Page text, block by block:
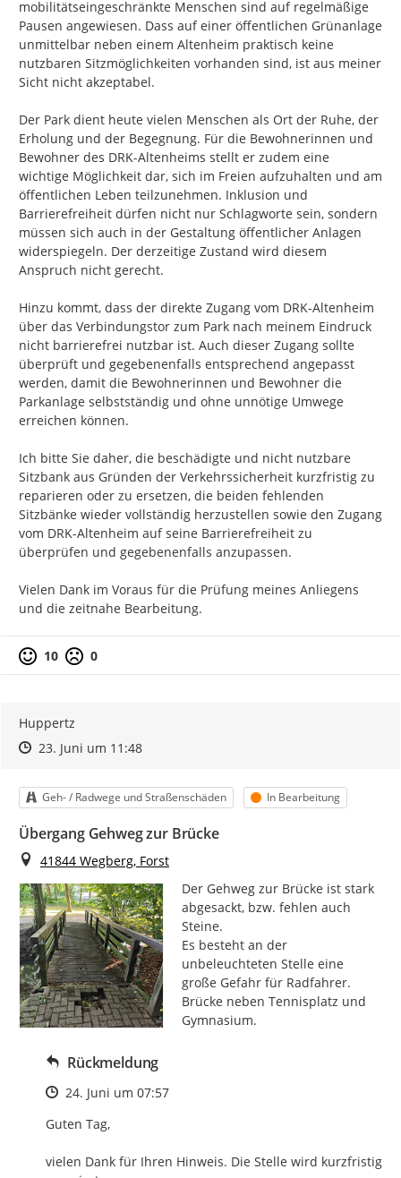
mobilitätseingeschränkte Menschen sind auf regelmäßige
Pausen angewiesen. Dass auf einer öffentlichen Grünanlage
unmittelbar neben einem Altenheim praktisch keine
nutzbaren Sitzmöglichkeiten vorhanden sind, ist aus meiner
Sicht nicht akzeptabel.
Der Park dient heute vielen Menschen als Ort der Ruhe, der
Erholung und der Begegnung. Für die Bewohnerinnen und
Bewohner des DRK-Altenheims stellt er zudem eine
wichtige Möglichkeit dar, sich im Freien aufzuhalten und am
öffentlichen Leben teilzunehmen. Inklusion und
Barrierefreiheit dürfen nicht nur Schlagworte sein, sondern
müssen sich auch in der Gestaltung öffentlicher Anlagen
widerspiegeln. Der derzeitige Zustand wird diesem
Anspruch nicht gerecht.
Hinzu kommt, dass der direkte Zugang vom DRK-Altenheim
über das Verbindungstor zum Park nach meinem Eindruck
nicht barrierefrei nutzbar ist. Auch dieser Zugang sollte
überprüft und gegebenenfalls entsprechend angepasst
werden, damit die Bewohnerinnen und Bewohner die
Parkanlage selbstständig und ohne unnötige Umwege
erreichen können.
Ich bitte Sie daher, die beschädigte und nicht nutzbare
Sitzbank aus Gründen der Verkehrssicherheit kurzfristig zu
reparieren oder zu ersetzen, die beiden fehlenden
Sitzbänke wieder vollständig herzustellen sowie den Zugang
vom DRK-Altenheim auf seine Barrierefreiheit zu
überprüfen und gegebenenfalls anzupassen.
Vielen Dank im Voraus für die Prüfung meines Anliegens
und die zeitnahe Bearbeitung.
10 0
Huppertz
Zeitpunkt des Erstellens
Zeitpunkt des Erstellens
23. Juni um 11:48Zur Äußerung
Kategorie
Geh- / Radwege und Straßenschäden Status
In Bearbeitung
Übergang Gehweg zur Brücke
Ort
41844 Wegberg, Forst
Der Gehweg zur Brücke ist stark
abgesackt, bzw. fehlen auch
Steine.
Es besteht an der
unbeleuchteten Stelle eine
große Gefahr für Radfahrer.
Brücke neben Tennisplatz und
Gymnasium.
Rückmeldung
Zeitpunkt des Erstellens
24. Juni um 07:57
Guten Tag,
vielen Dank für Ihren Hinweis. Die Stelle wird kurzfristig